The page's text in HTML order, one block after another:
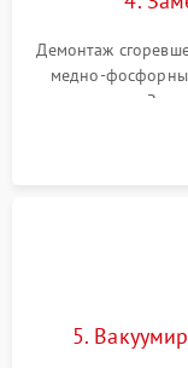
Демонтаж
медно-
осушителя.
сломанных
5.